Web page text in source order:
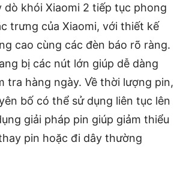
dò khói Xiaomi 2 tiếp tục phong
trưng của Xiaomi, với thiết kế
cao cùng các đèn báo rõ ràng.
bị các nút lớn giúp dễ dàng
tra hàng ngày. Về thời lượng pin,
bố có thể sử dụng liên tục lên
giải pháp pin giúp giảm thiểu
pin hoặc đi dây thường